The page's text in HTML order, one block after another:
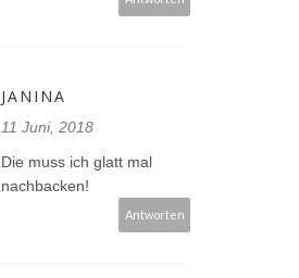
JANINA
11 Juni, 2018
Die muss ich glatt mal
nachbacken!
Antworten